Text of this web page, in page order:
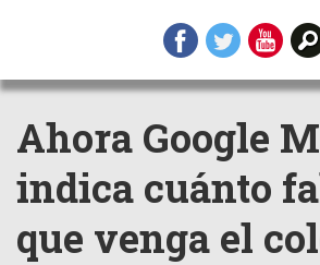
Ahora Google
indica cuánto
que venga el